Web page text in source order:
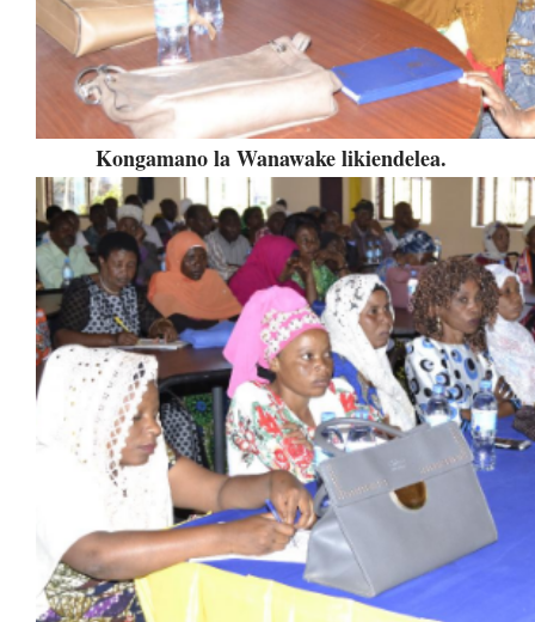
Kongamano la Wanawake likiendelea.